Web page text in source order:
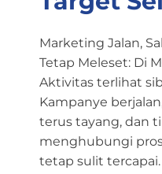
Marketing Jalan,
Tetap Meleset: Di
Aktivitas terlihat
Kampanye
terus tayang, dan
menghubungi
tetap sulit